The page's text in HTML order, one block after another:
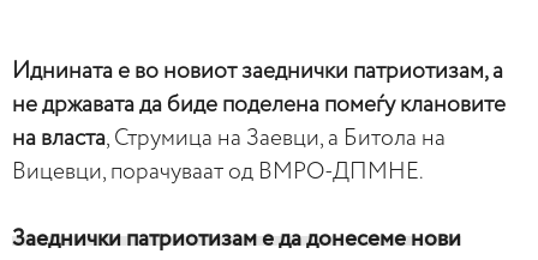
Иднината е во новиот заеднички патриотизам, а
не државата да биде поделена помеѓу клановите
на власта, Струмица на Заевци, а Битола на
Вицевци, порачуваат од ВМРО-ДПМНЕ.
Заеднички патриотизам е да донесеме нови